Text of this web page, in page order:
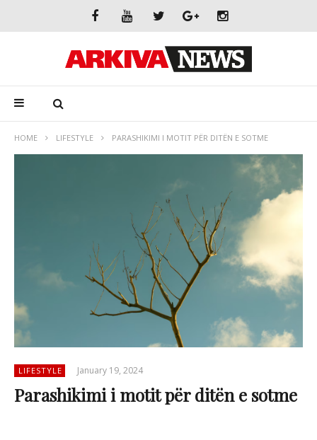
HOME LIFESTYLE PARASHIKIMI I MOTIT PËR DITËN E SOTME
LIFESTYLE January 19, 2024
Parashikimi i motit për ditën e sotme